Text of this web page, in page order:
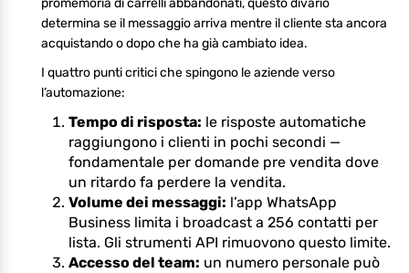
promemoria di carrelli abbandonati, questo divario
determina se il messaggio arriva mentre il cliente sta ancora
acquistando o dopo che ha già cambiato idea.
I quattro punti critici che spingono le aziende verso
l’automazione:
Tempo di risposta: le risposte automatiche
raggiungono i clienti in pochi secondi —
fondamentale per domande pre vendita dove
un ritardo fa perdere la vendita.
Volume dei messaggi: l’app WhatsApp
Business limita i broadcast a 256 contatti per
lista. Gli strumenti API rimuovono questo limite.
Accesso del team: un numero personale può